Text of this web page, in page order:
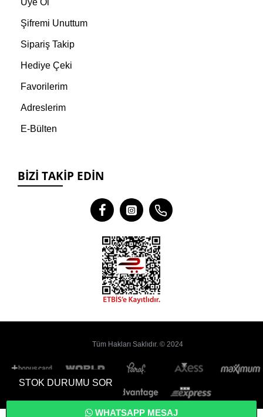
STOK DURUMU SOR
WHATSAPP MESAJ
Üye Ol
Şifremi Unuttum
Sipariş Takip
Hediye Çeki
Favorilerim
Adreslerim
E-Bülten
BIZI TAKIP EDIN
Tüm Hakları Saklıdır. © 2024